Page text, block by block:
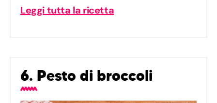
Leggi tutta la ricetta
6. Pesto di broccoli